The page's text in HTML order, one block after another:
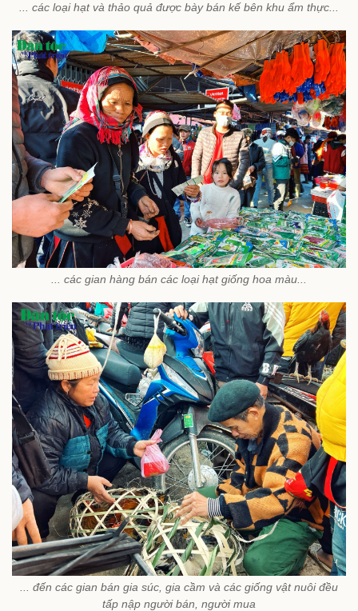
... các loại hạt và thảo quả được bày bán kế bên khu ẩm thực...
... các gian hàng bán các loại hạt giống hoa màu...
... đến các gian bán gia súc, gia cầm và các giống vật nuôi đều
tấp nập người bán, người mua